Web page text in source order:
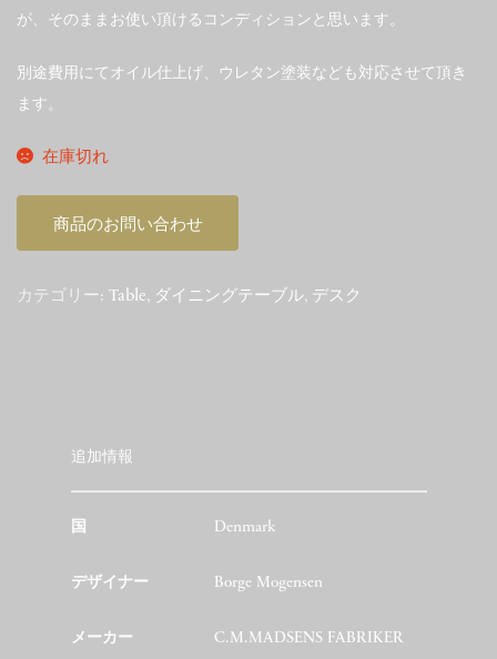
が、そのままお使い頂けるコンディションと思います。
別途費用にてオイル仕上げ、ウレタン塗装なども対応させて頂き
ます。
在庫切れ
商品のお問い合わせ
カテゴリー: Table, ダイニングテーブル, デスク
追加情報
国 Denmark
デザイナー Borge Mogensen
メーカー C.M.MADSENS FABRIKER